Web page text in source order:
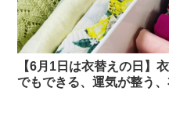
【6月1日は衣替えの日】
でもできる、運気が整う